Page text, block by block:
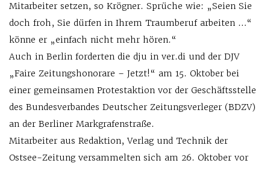
Mitarbeiter setzen, so Krögner. Sprüche wie: „Seien Sie
doch froh, Sie dürfen in Ihrem Traumberuf arbeiten …“
könne er „einfach nicht mehr hören.“
Auch in Berlin forderten die dju in ver.di und der DJV
„Faire Zeitungshonorare – Jetzt!“ am 15. Oktober bei
einer gemeinsamen Protestaktion vor der Geschäftsstelle
des Bundesverbandes Deutscher Zeitungsverleger (BDZV)
an der Berliner Markgrafenstraße.
Mitarbeiter aus Redaktion, Verlag und Technik der
Ostsee-Zeitung versammelten sich am 26. Oktober vor